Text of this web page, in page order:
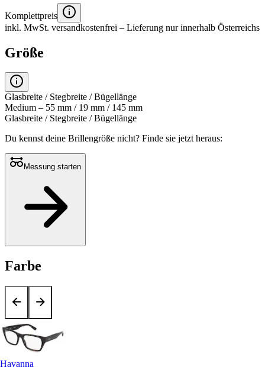
Komplettpreis
inkl. MwSt. versandkostenfrei – Lieferung nur innerhalb Österreichs
Größe
Glasbreite / Stegbreite / Bügellänge
Medium – 55 mm / 19 mm / 145 mm
Glasbreite / Stegbreite / Bügellänge
Du kennst deine Brillengröße nicht? Finde sie jetzt heraus:
Messung starten
Farbe
Havanna